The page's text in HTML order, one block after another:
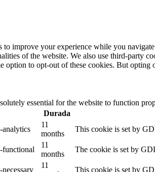
to improve your experience while you
of the website. We also use third-party
option to opt-out of these cookies. But
essential for the website to function
Durada
11
months
This cookie is set by
functional
11
months
The cookie is set by
11
This cookie is set by